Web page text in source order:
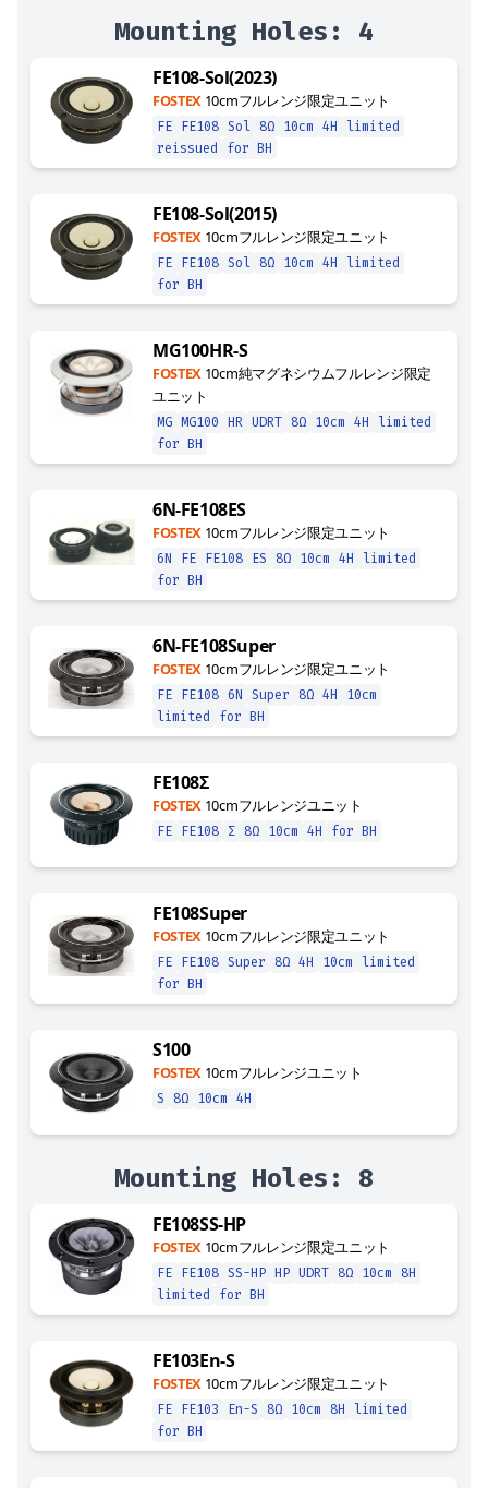
Mounting Holes: 4
FE108-Sol(2023)
FOSTEX 10cmフルレンジ限定ユニット
FE FE108 Sol 8Ω 10cm 4H
limited
reissued
for BH
FE108-Sol(2015)
FOSTEX 10cmフルレンジ限定ユニット
FE FE108 Sol 8Ω 10cm 4H
limited
for BH
MG100HR-S
FOSTEX 10cm純マグネシウムフルレンジ限定
ユニット
MG MG100 HR UDRT 8Ω 10cm 4H
limited
for BH
6N-FE108ES
FOSTEX 10cmフルレンジ限定ユニット
6N FE FE108 ES 8Ω 10cm 4H
limited
for BH
6N-FE108Super
FOSTEX 10cmフルレンジ限定ユニット
FE FE108 6N Super 8Ω 4H
10cm
limited
for BH
FE108Σ
FOSTEX 10cmフルレンジユニット
FE FE108 Σ 8Ω 10cm 4H for BH
FE108Super
FOSTEX 10cmフルレンジ限定ユニット
FE FE108 Super 8Ω 4H 10cm
limited
for BH
S100
FOSTEX 10cmフルレンジユニット
S 8Ω 10cm 4H
Mounting Holes: 8
FE108SS-HP
FOSTEX 10cmフルレンジ限定ユニット
FE FE108 SS-HP HP UDRT 8Ω 10cm
8H
limited
for BH
FE103En-S
FOSTEX 10cmフルレンジ限定ユニット
FE FE103 En-S 8Ω 10cm 8H
limited
for BH